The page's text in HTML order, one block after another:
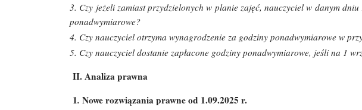
3. Czy jeżeli zamiast przydzielonych w planie zajęć, nauczyciel w danym
ponadwymiarowe?
4. Czy nauczyciel otrzyma wynagrodzenie za godziny ponadwymiarowe w
5. Czy nauczyciel dostanie zapłacone godziny ponadwymiarowe, jeśli na 1
II. Analiza prawna
1. Nowe rozwiązania prawne od 1.09.2025 r.